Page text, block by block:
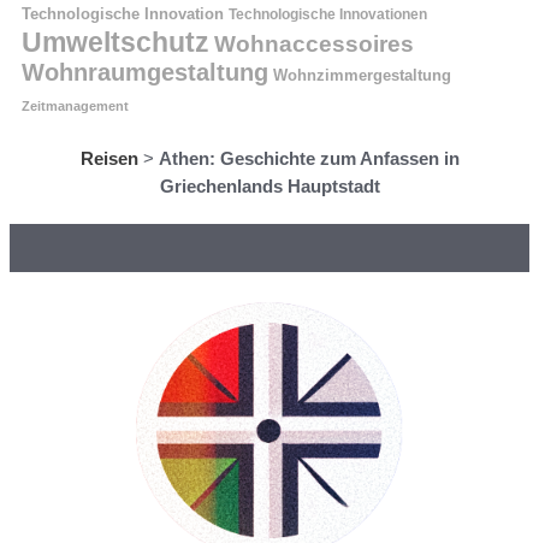
Technologische Innovation Technologische Innovationen
Umweltschutz Wohnaccessoires
Wohnraumgestaltung Wohnzimmergestaltung
Zeitmanagement
Reisen> Athen: Geschichte zum Anfassen in
Griechenlands Hauptstadt